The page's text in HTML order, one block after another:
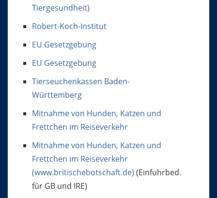
Tiergesundheit)
Robert-Koch-Institut
EU Gesetzgebung
EU Gesetzgebung
Tierseuchenkassen Baden-
Württemberg
Mitnahme von Hunden, Katzen und
Frettchen im Reiseverkehr
Mitnahme von Hunden, Katzen und
Frettchen im Reiseverkehr
(www.britischebotschaft.de) (Einfuhrbed.
für GB und IRE)